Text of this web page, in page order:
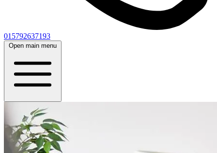
015792637193
Open main menu